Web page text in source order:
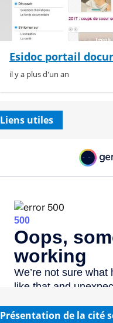
Esidoc portail
il y a plus d'un an
Liens utiles
Présentation de la cité